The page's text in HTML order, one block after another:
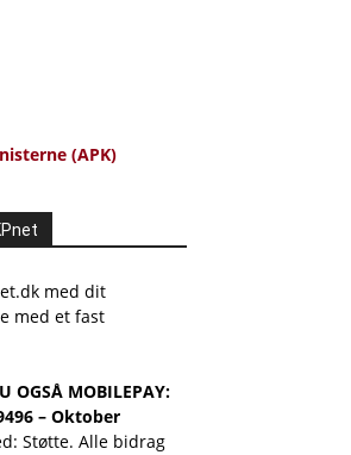
(APK)
med dit
med et fast
OGSÅ MOBILEPAY:
– Oktober
Støtte. Alle bidrag